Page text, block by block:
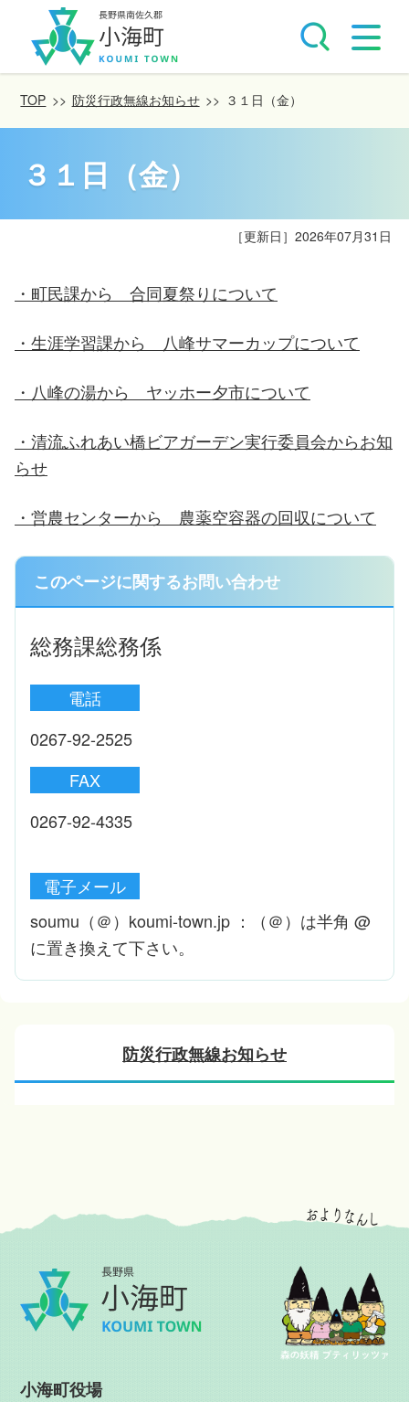
TOP >> 防災行政無線お知らせ >> ３１日（金）
３１日（金）
［更新日］ 2026年07月31日
・町民課から 合同夏祭りについて
・生涯学習課から 八峰サマーカップについて
・八峰の湯から ヤッホー夕市について
・清流ふれあい橋ビアガーデン実行委員会からお知
らせ
・営農センターから 農薬空容器の回収について
このページに関するお問い合わせ
総務課総務係
電話
0267-92-2525
FAX
0267-92-4335
電子メール
soumu（＠）koumi-town.jp ：（＠）は半角 @
に置き換えて下さい。
防災行政無線お知らせ
小海町役場